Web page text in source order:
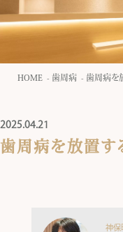
HOME 歯周病 歯周病を
2025.04.21
歯周病を放置す
神保